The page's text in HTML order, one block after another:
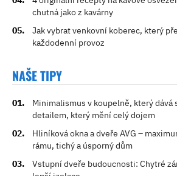
chutná jako z kavárny
Jak vybrat venkovní koberec, který
každodenní provoz
NAŠE TIPY
Minimalismus v koupelně, který dává
detailem, který mění celý dojem
Hliníková okna a dveře AVG –
rámu, tichý a úsporný dům
Vstupní dveře budoucnosti: Chytré